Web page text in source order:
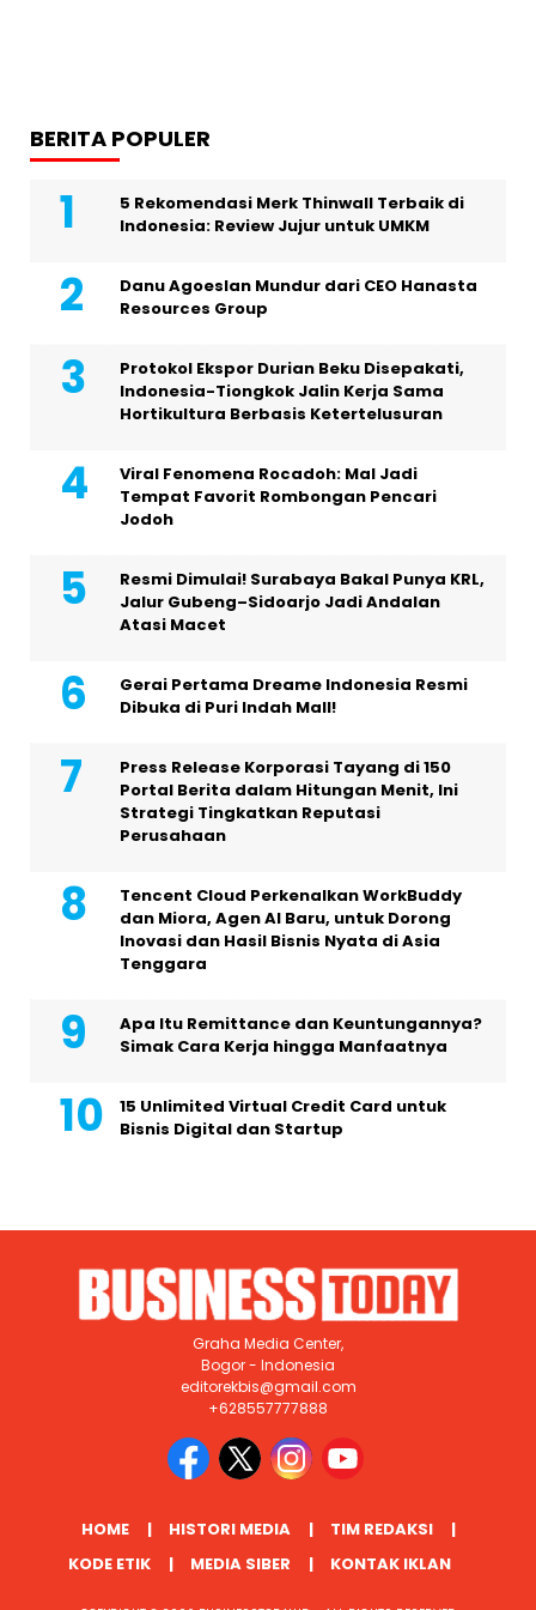
BERITA POPULER
5 Rekomendasi Merk Thinwall Terbaik di
Indonesia: Review Jujur untuk UMKM
Danu Agoeslan Mundur dari CEO Hanasta
Resources Group
Protokol Ekspor Durian Beku Disepakati,
Indonesia-Tiongkok Jalin Kerja Sama
Hortikultura Berbasis Ketertelusuran
Viral Fenomena Rocadoh: Mal Jadi
Tempat Favorit Rombongan Pencari
Jodoh
Resmi Dimulai! Surabaya Bakal Punya KRL,
Jalur Gubeng–Sidoarjo Jadi Andalan
Atasi Macet
Gerai Pertama Dreame Indonesia Resmi
Dibuka di Puri Indah Mall!
Press Release Korporasi Tayang di 150
Portal Berita dalam Hitungan Menit, Ini
Strategi Tingkatkan Reputasi
Perusahaan
Tencent Cloud Perkenalkan WorkBuddy
dan Miora, Agen AI Baru, untuk Dorong
Inovasi dan Hasil Bisnis Nyata di Asia
Tenggara
Apa Itu Remittance dan Keuntungannya?
Simak Cara Kerja hingga Manfaatnya
15 Unlimited Virtual Credit Card untuk
Bisnis Digital dan Startup
Graha Media Center,
Bogor - Indonesia
editorekbis@gmail.com
+628557777888
HOME HISTORI MEDIA
TIM REDAKSI
KODE ETIK
MEDIA SIBER KONTAK IKLAN